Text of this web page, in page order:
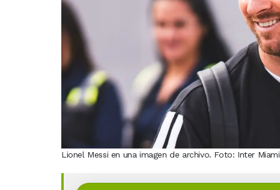
Lionel Messi en una imagen de archivo. Foto: Inter Miami